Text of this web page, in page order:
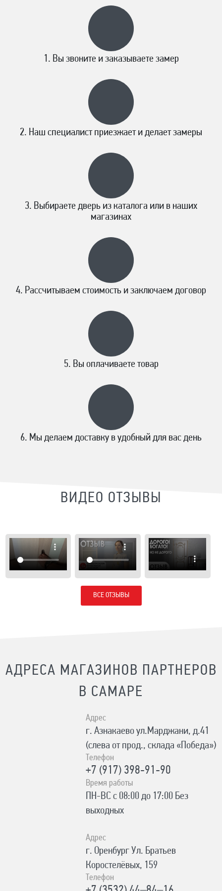
Вы звоните и заказываете замер
Наш специалист приезжает и делает замеры
Выбираете дверь из каталога или в наших
магазинах
Рассчитываем стоимость и заключаем договор
Вы оплачиваете товар
Мы делаем доставку в удобный для вас день
ВИДЕО ОТЗЫВЫ
ВСЕ ОТЗЫВЫ
АДРЕСА МАГАЗИНОВ ПАРТНЕРОВ
В САМАРЕ
Адрес
г. Азнакаево ул.Марджани, д.41
(слева от прод., склада «Победа»)
Телефон
+7 (917) 398-91-90
Время работы
ПН-ВС с 08:00 до 17:00 Без
выходных
Адрес
г. Оренбург Ул. Братьев
Коростелёвых, 159
Телефон